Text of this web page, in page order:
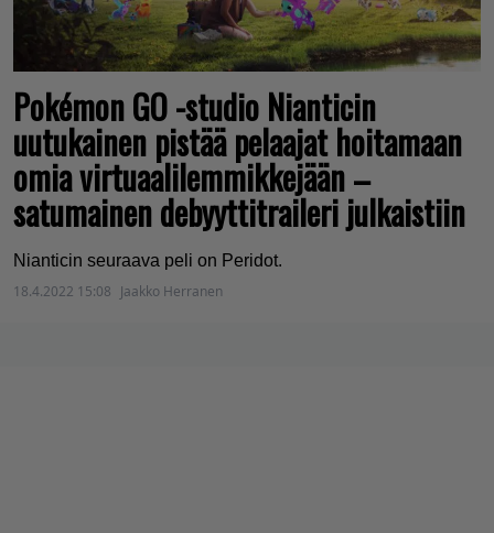
Pokémon GO -studio Nianticin
uutukainen pistää pelaajat hoitamaan
omia virtuaalilemmikkejään –
satumainen debyyttitraileri julkaistiin
Nianticin seuraava peli on Peridot.
18.4.2022 15:08 Jaakko Herranen